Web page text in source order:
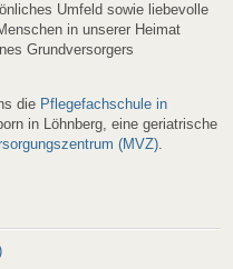
Umfeld sowie liebevolle
in unserer Heimat
Grundversorgers
die Pflegefachschule in
in Löhnberg, eine geriatrische
(MVZ).